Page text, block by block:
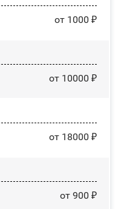
от 1000 ₽
от 10000 ₽
от 18000 ₽
от 900 ₽